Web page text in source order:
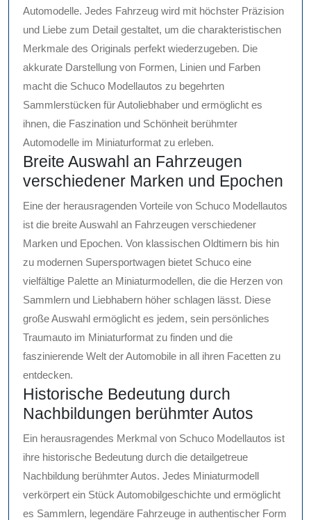
Automodelle. Jedes Fahrzeug wird mit höchster Präzision
und Liebe zum Detail gestaltet, um die charakteristischen
Merkmale des Originals perfekt wiederzugeben. Die
akkurate Darstellung von Formen, Linien und Farben
macht die Schuco Modellautos zu begehrten
Sammlerstücken für Autoliebhaber und ermöglicht es
ihnen, die Faszination und Schönheit berühmter
Automodelle im Miniaturformat zu erleben.
Breite Auswahl an Fahrzeugen
verschiedener Marken und Epochen
Eine der herausragenden Vorteile von Schuco Modellautos
ist die breite Auswahl an Fahrzeugen verschiedener
Marken und Epochen. Von klassischen Oldtimern bis hin
zu modernen Supersportwagen bietet Schuco eine
vielfältige Palette an Miniaturmodellen, die die Herzen von
Sammlern und Liebhabern höher schlagen lässt. Diese
große Auswahl ermöglicht es jedem, sein persönliches
Traumauto im Miniaturformat zu finden und die
faszinierende Welt der Automobile in all ihren Facetten zu
entdecken.
Historische Bedeutung durch
Nachbildungen berühmter Autos
Ein herausragendes Merkmal von Schuco Modellautos ist
ihre historische Bedeutung durch die detailgetreue
Nachbildung berühmter Autos. Jedes Miniaturmodell
verkörpert ein Stück Automobilgeschichte und ermöglicht
es Sammlern, legendäre Fahrzeuge in authentischer Form